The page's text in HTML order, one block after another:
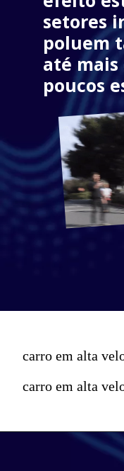
poluem
até mais
poucos
carro em alta
carro em alta